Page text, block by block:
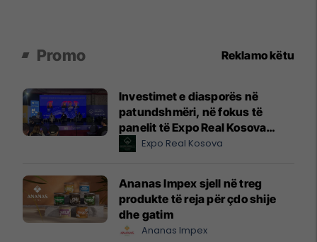
Promo Reklamo këtu
Investimet e diasporës në
patundshmëri, në fokus të
panelit të Expo Real Kosova
2026Expo Real Kosova
Ananas Impex sjell në treg
produkte të reja për çdo shije
dhe gatim
Ananas Impex